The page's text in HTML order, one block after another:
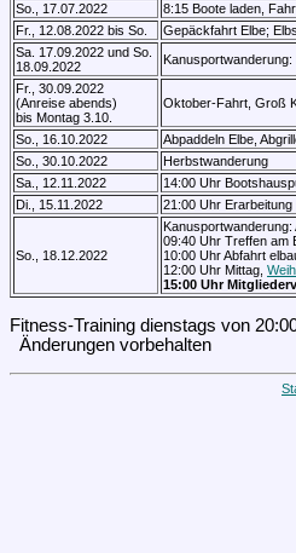
So., 17.07.2022
8:15 Boote laden,
Fr., 12.08.2022 bis So.
Gepäckfahrt Elbe;
Sa. 17.09.2022 und So.
18.09.2022
Fr., 30.09.2022
(Anreise abends)
bis Montag 3.10.
Oktober-Fahrt, Groß
So., 16.10.2022
Abpaddeln Elbe,
So., 30.10.2022
Herbstwanderung
Sa., 12.11.2022
14:00 Uhr
Di., 15.11.2022
21:00 Uhr
So., 18.12.2022
09:40 Uhr Treffen am
10:00 Uhr Abfahrt
12:00 Uhr Mittag,
15:00 Uhr
Fitness-Training dienstags von
Änderungen vorbehalten